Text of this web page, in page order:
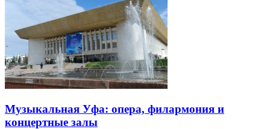
Музыкальная Уфа: опера, филармония и
концертные залы